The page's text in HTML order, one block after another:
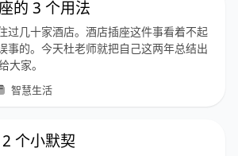
的 3 个用法
过几十家酒店。酒店插座这件事看着不起
事的。今天杜老师就把自己这两年总结出
大家。
智慧生活
个小默契